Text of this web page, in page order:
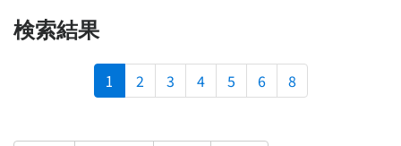
検索結果
1 (current)
2 3 4 5 6 8